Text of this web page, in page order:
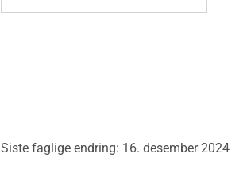
Siste faglige endring: 16. desember 2024